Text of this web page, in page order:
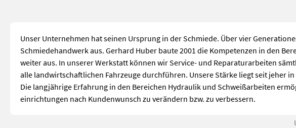
Unser Unternehmen hat seinen Ursprung in der Schmiede. Über vier
Schmiedehandwerk aus. Gerhard Huber baute 2001 die Kompetenzen in den
weiter aus. In unserer Werkstatt können wir Service- und Reparaturarbeiten
alle landwirtschaftlichen Fahrzeuge durchführen. Unsere Stärke liegt seit jeher
Die langjährige Erfahrung in den Bereichen Hydraulik und Schweißarbeiten
einrichtungen nach Kundenwunsch zu verändern bzw. zu verbessern.